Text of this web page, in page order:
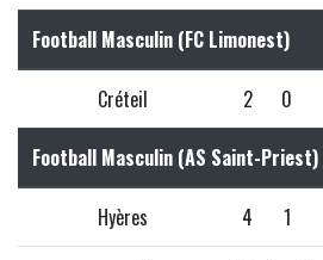
Football Masculin (FC Limonest)
Créteil 2 0
Football Masculin (AS Saint-Priest)
Hyères 4 1